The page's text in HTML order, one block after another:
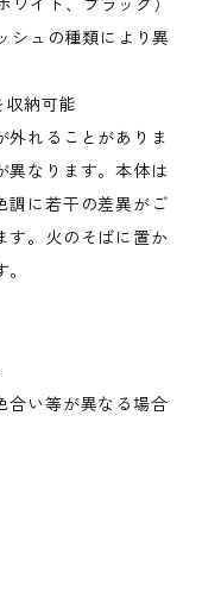
イト、ブラック）
ュの種類により異
収納可能
外れることがありま
異なります。本体は
調に若干の差異がご
す。火のそばに置か
合い等が異なる場合